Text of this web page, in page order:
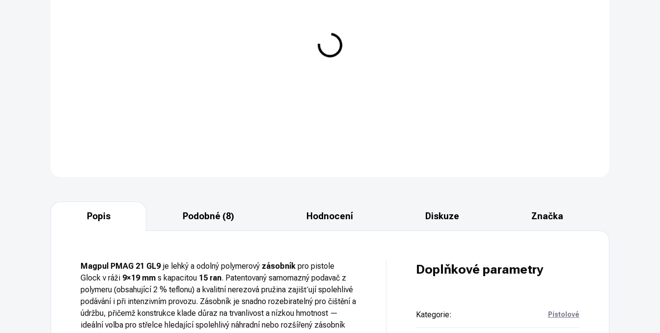
nábojů ráže 9mmx19 (9mm Luger).
Popis Podobné (8) Hodnocení Diskuze Značka
Magpul PMAG 21 GL9je lehký a odolný polymerový zásobník pro pistole
Glock v ráži 9×19 mm s kapacitou 15 ran. Patentovaný samomazný podavač z
polymeru (obsahující 2 % teflonu) a kvalitní nerezová pružina zajišťují spolehlivé
podávání i při intenzivním provozu. Zásobník je snadno rozebiratelný pro čištění a
údržbu, přičemž konstrukce klade důraz na trvanlivost a nízkou hmotnost —
ideální volba pro střelce hledající spolehlivý náhradní nebo rozšířený zásobník
Doplňkové parametry
Kategorie: Pistolové